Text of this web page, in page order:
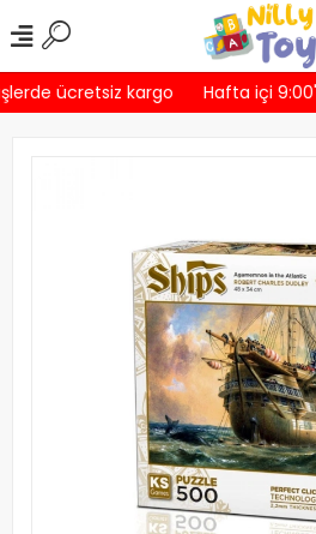
ücretsiz kargo Hafta içi